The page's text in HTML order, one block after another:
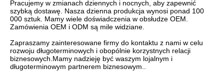
Pracujemy w zmianach dziennych i nocnych, aby zapewnić
szybką dostawę. Nasza dzienna produkcja wynosi ponad 100
000 sztuk. Mamy wiele doświadczenia w obsłudze OEM.
Zamówienia OEM i ODM są mile widziane.
Zapraszamy zainteresowane firmy do kontaktu z nami w celu
rozwoju długoterminowych i obopólnie korzystnych relacji
biznesowych.Mamy nadzieję być waszym lojalnym i
długoterminowym partnerem biznesowym..